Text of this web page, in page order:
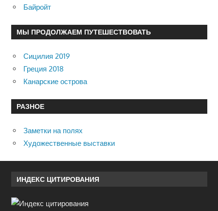
Байройт
МЫ ПРОДОЛЖАЕМ ПУТЕШЕСТВОВАТЬ
Сицилия 2019
Греция 2018
Канарские острова
РАЗНОЕ
Заметки на полях
Художественные выставки
ИНДЕКС ЦИТИРОВАНИЯ